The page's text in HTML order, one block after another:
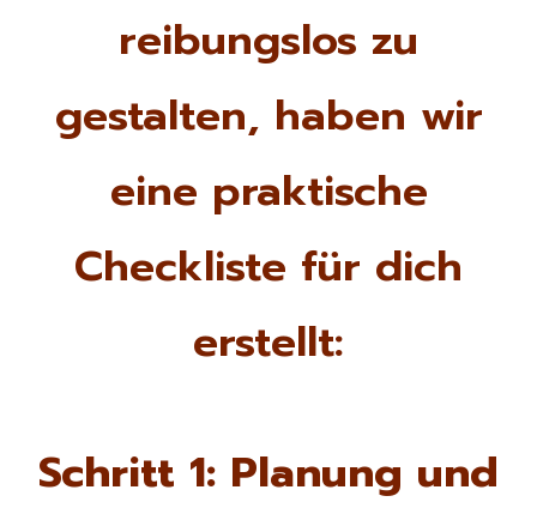
reibungslos zu
gestalten, haben wir
eine praktische
Checkliste für dich
erstellt:
Schritt 1: Planung und